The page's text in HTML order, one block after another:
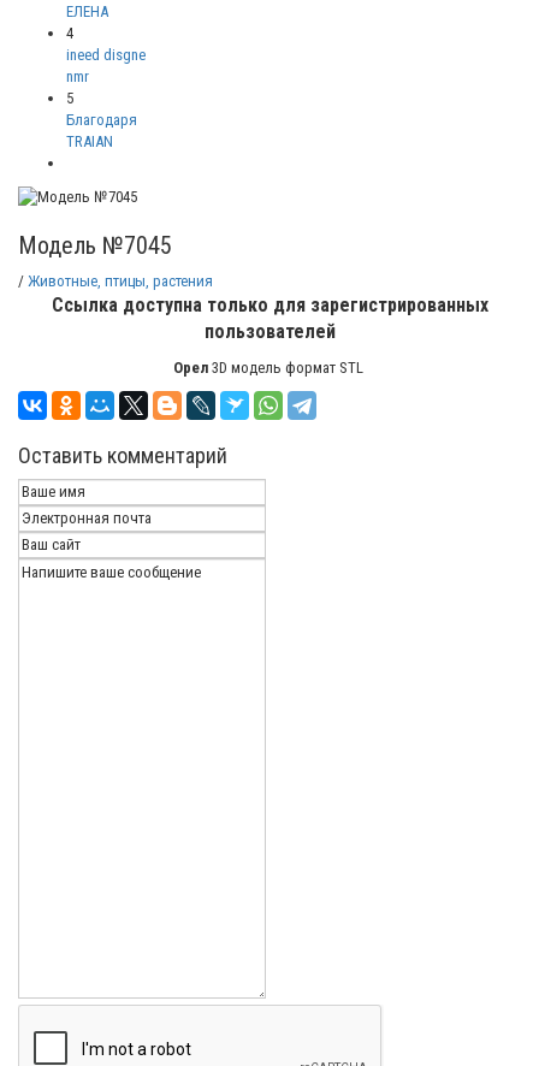
ЕЛЕНА
4
ineed disgne
nmr
5
Благодаря
TRAIAN
Модель №7045
/ Животные, птицы, растения
Ссылка доступна только для зарегистрированных
пользователей
Орел 3D модель формат STL
Оставить комментарий